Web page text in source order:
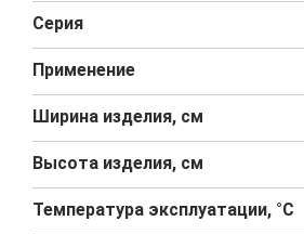
Серия
Применение
Ширина изделия, см
Высота изделия, см
Температура эксплуатации, °C